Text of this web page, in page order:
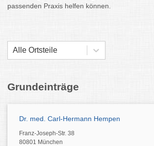
passenden Praxis helfen können.
Alle Ortsteile
Grundeinträge
Dr. med. Carl-Hermann Hempen
Franz-Joseph-Str. 38
80801 München